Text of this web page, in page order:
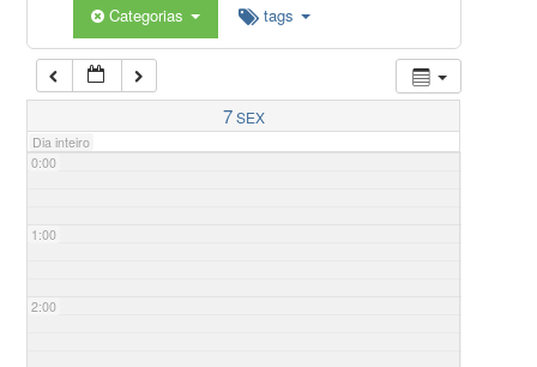
Categorias tags
7SEX
Dia inteiro
0:00
1:00
2:00